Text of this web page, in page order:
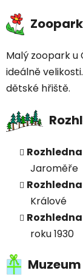
Malý zoopark u
ideálně
dětské hřiště.
Jaroměře
Králové
roku 1930